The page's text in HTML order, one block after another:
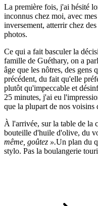
La première fois, j'ai hésité
inconnus chez moi, avec
inversement, atterrir chez
photos.
Ce qui a fait basculer la
famille de Guéthary, on a
âge que les nôtres, des gens
précédent, du fait qu'elle
plutôt qu'impeccable et
25 minutes, j'ai eu
que la plupart de nos voisins
À l'arrivée, sur la table de la
bouteille d'huile d'olive, du
même, goûtez ».Un plan du
stylo. Pas la boulangerie